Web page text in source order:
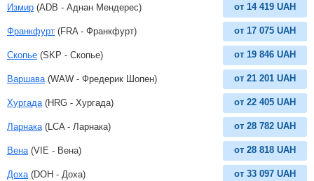
Измир (ADB - Аднан Мендерес) от 14 419 UAH
Франкфурт (FRA - Франкфурт) от 17 075 UAH
Скопье (SKP - Скопье) от 19 846 UAH
Варшава (WAW - Фредерик Шопен) от 21 201 UAH
Хургада (HRG - Хургада) от 22 405 UAH
Ларнака (LCA - Ларнака) от 28 782 UAH
Вена (VIE - Вена) от 28 818 UAH
Доха (DOH - Доха) от 33 097 UAH